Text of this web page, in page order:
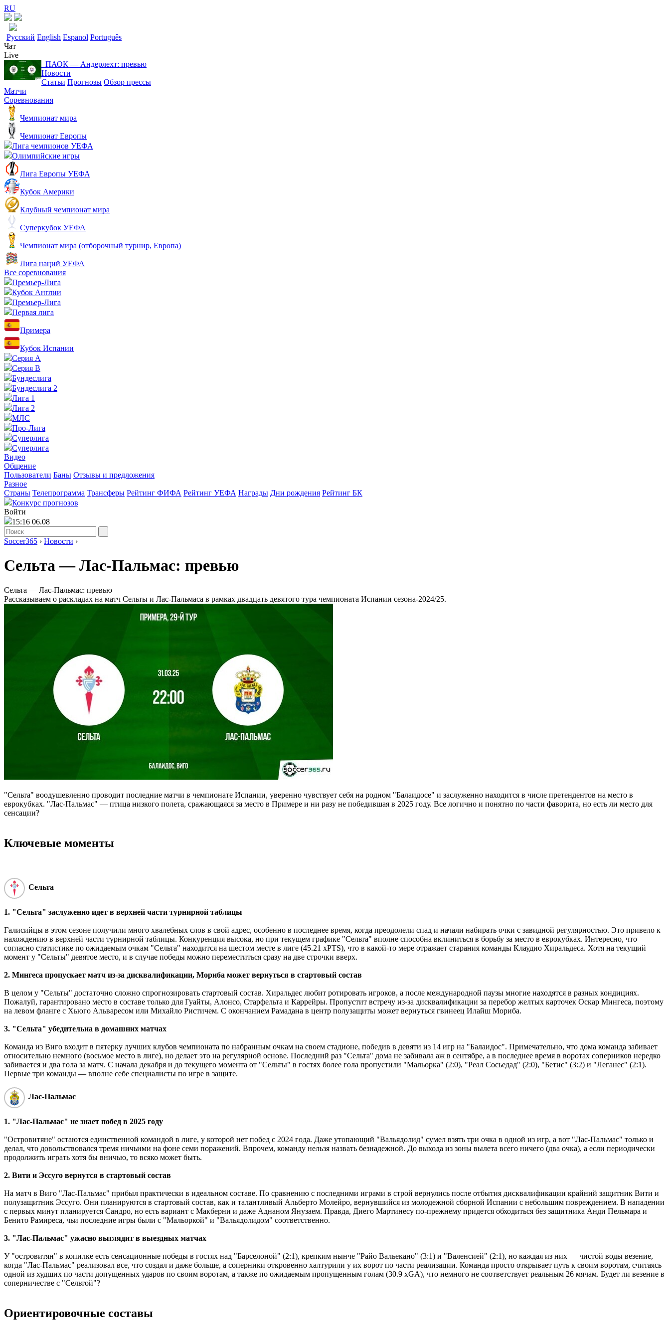
RU
Русский English Espanol Português
Чат
Live
ПАОК ― Андерлехт: превью
Новости
Статьи Прогнозы Обзор прессы
Матчи
Соревнования
Чемпионат мира
Чемпионат Европы
Лига чемпионов УЕФА
Олимпийские игры
Лига Европы УЕФА
Кубок Америки
Клубный чемпионат мира
Суперкубок УЕФА
Чемпионат мира (отборочный турнир, Европа)
Лига наций УЕФА
Все соревнования
Премьер-Лига
Кубок Англии
Премьер-Лига
Первая лига
Примера
Кубок Испании
Серия А
Серия B
Бундеслига
Бундеслига 2
Лига 1
Лига 2
МЛС
Про-Лига
Суперлига
Суперлига
Видео
Общение
Пользователи Баны Отзывы и предложения
Разное
Страны Телепрограмма Трансферы Рейтинг ФИФА Рейтинг УЕФА Награды Дни рождения Рейтинг БК
Конкурс прогнозов
Войти
15:16 06.08
Soccer365 › Новости ›
Сельта ― Лас-Пальмас: превью
Сельта ― Лас-Пальмас: превью
Рассказываем о раскладах на матч Сельты и Лас-Пальмаса в рамках двадцать девятого тура чемпионата Испании сезона-2024/25.
"Сельта" воодушевленно проводит последние матчи в чемпионате Испании, уверенно чувствует себя на родном "Балаидосе" и заслуженно находится в числе претендентов на место в
еврокубках. "Лас-Пальмас" ― птица низкого полета, сражающаяся за место в Примере и ни разу не победившая в 2025 году. Все логично и понятно по части фаворита, но есть ли место для
сенсации?
Ключевые моменты
Сельта
1. "Сельта" заслуженно идет в верхней части турнирной таблицы
Галисийцы в этом сезоне получили много хвалебных слов в свой адрес, особенно в последнее время, когда преодолели спад и начали набирать очки с завидной регулярностью. Это привело к
нахождению в верхней части турнирной таблицы. Конкуренция высока, но при текущем графике "Сельта" вполне способна вклиниться в борьбу за место в еврокубках. Интересно, что
согласно статистике по ожидаемым очкам "Сельта" находится на шестом месте в лиге (45.21 xPTS), что в какой-то мере отражает старания команды Клаудио Хиральдеса. Хотя на текущий
момент у "Сельты" девятое место, и в случае победы можно переместиться сразу на две строчки вверх.
2. Мингеса пропускает матч из-за дисквалификации, Мориба может вернуться в стартовый состав
В целом у "Сельты" достаточно сложно спрогнозировать стартовый состав. Хиральдес любит ротировать игроков, а после международной паузы многие находятся в разных кондициях.
Пожалуй, гарантировано место в составе только для Гуайты, Алонсо, Старфельта и Каррейры. Пропустит встречу из-за дисквалификации за перебор желтых карточек Оскар Мингеса, поэтому
на левом фланге с Хьюго Альваресом или Михайло Ристичем. С окончанием Рамадана в центр полузащиты может вернуться гвинеец Илайш Мориба.
3. "Сельта" убедительна в домашних матчах
Команда из Виго входит в пятерку лучших клубов чемпионата по набранным очкам на своем стадионе, победив в девяти из 14 игр на "Балаидос". Примечательно, что дома команда забивает
относительно немного (восьмое место в лиге), но делает это на регулярной основе. Последний раз "Сельта" дома не забивала аж в сентябре, а в последнее время в воротах соперников нередко
забивается и два гола за матч. С начала декабря и до текущего момента от "Сельты" в гостях более гола пропустили "Мальорка" (2:0), "Реал Сосьедад" (2:0), "Бетис" (3:2) и "Леганес" (2:1).
Первые три команды — вполне себе специалисты по игре в защите.
Лас-Пальмас
1. "Лас-Пальмас" не знает побед в 2025 году
"Островитяне" остаются единственной командой в лиге, у которой нет побед с 2024 года. Даже утопающий "Вальядолид" сумел взять три очка в одной из игр, а вот "Лас-Пальмас" только и
делал, что довольствовался тремя ничьими на фоне семи поражений. Впрочем, команду нельзя назвать безнадежной. До выхода из зоны вылета всего ничего (два очка), а если периодически
продолжить играть хотя бы вничью, то всяко может быть.
2. Вити и Эссуго вернутся в стартовый состав
На матч в Виго "Лас-Пальмас" прибыл практически в идеальном составе. По сравнению с последними играми в строй вернулись после отбытия дисквалификации крайний защитник Вити и
полузащитник Эссуго. Они планируются в стартовый состав, как и талантливый Альберто Молейро, вернувшийся из молодежной сборной Испании с небольшим повреждением. В нападении
с первых минут планируется Сандро, но есть вариант с Макберни и даже Аднаном Янузаем. Правда, Диего Мартинесу по-прежнему придется обходиться без защитника Анди Пельмара и
Бенито Рамиреса, чьи последние игры были с "Мальоркой" и "Вальядолидом" соответственно.
3. "Лас-Пальмас" ужасно выглядит в выездных матчах
У "островитян" в копилке есть сенсационные победы в гостях над "Барселоной" (2:1), крепким нынче "Райо Вальекано" (3:1) и "Валенсией" (2:1), но каждая из них ― чистой воды везение,
когда "Лас-Пальмас" реализовал все, что создал и даже больше, а соперники откровенно халтурили у их ворот по части реализации. Команда просто открывает путь к своим воротам, считаясь
одной из худших по части допущенных ударов по своим воротам, а также по ожидаемым пропущенным голам (30.9 xGA), что немного не соответствует реальным 26 мячам. Будет ли везение в
соперничестве с "Сельтой"?
Ориентировочные составы